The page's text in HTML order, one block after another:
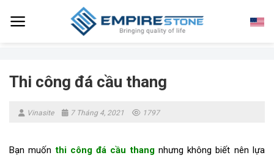
Thi công đá cầu thang
Vinasite 7 Tháng 4, 2021 1797
Bạn muốn thi công đá cầu thangnhưng không biết nên lựa